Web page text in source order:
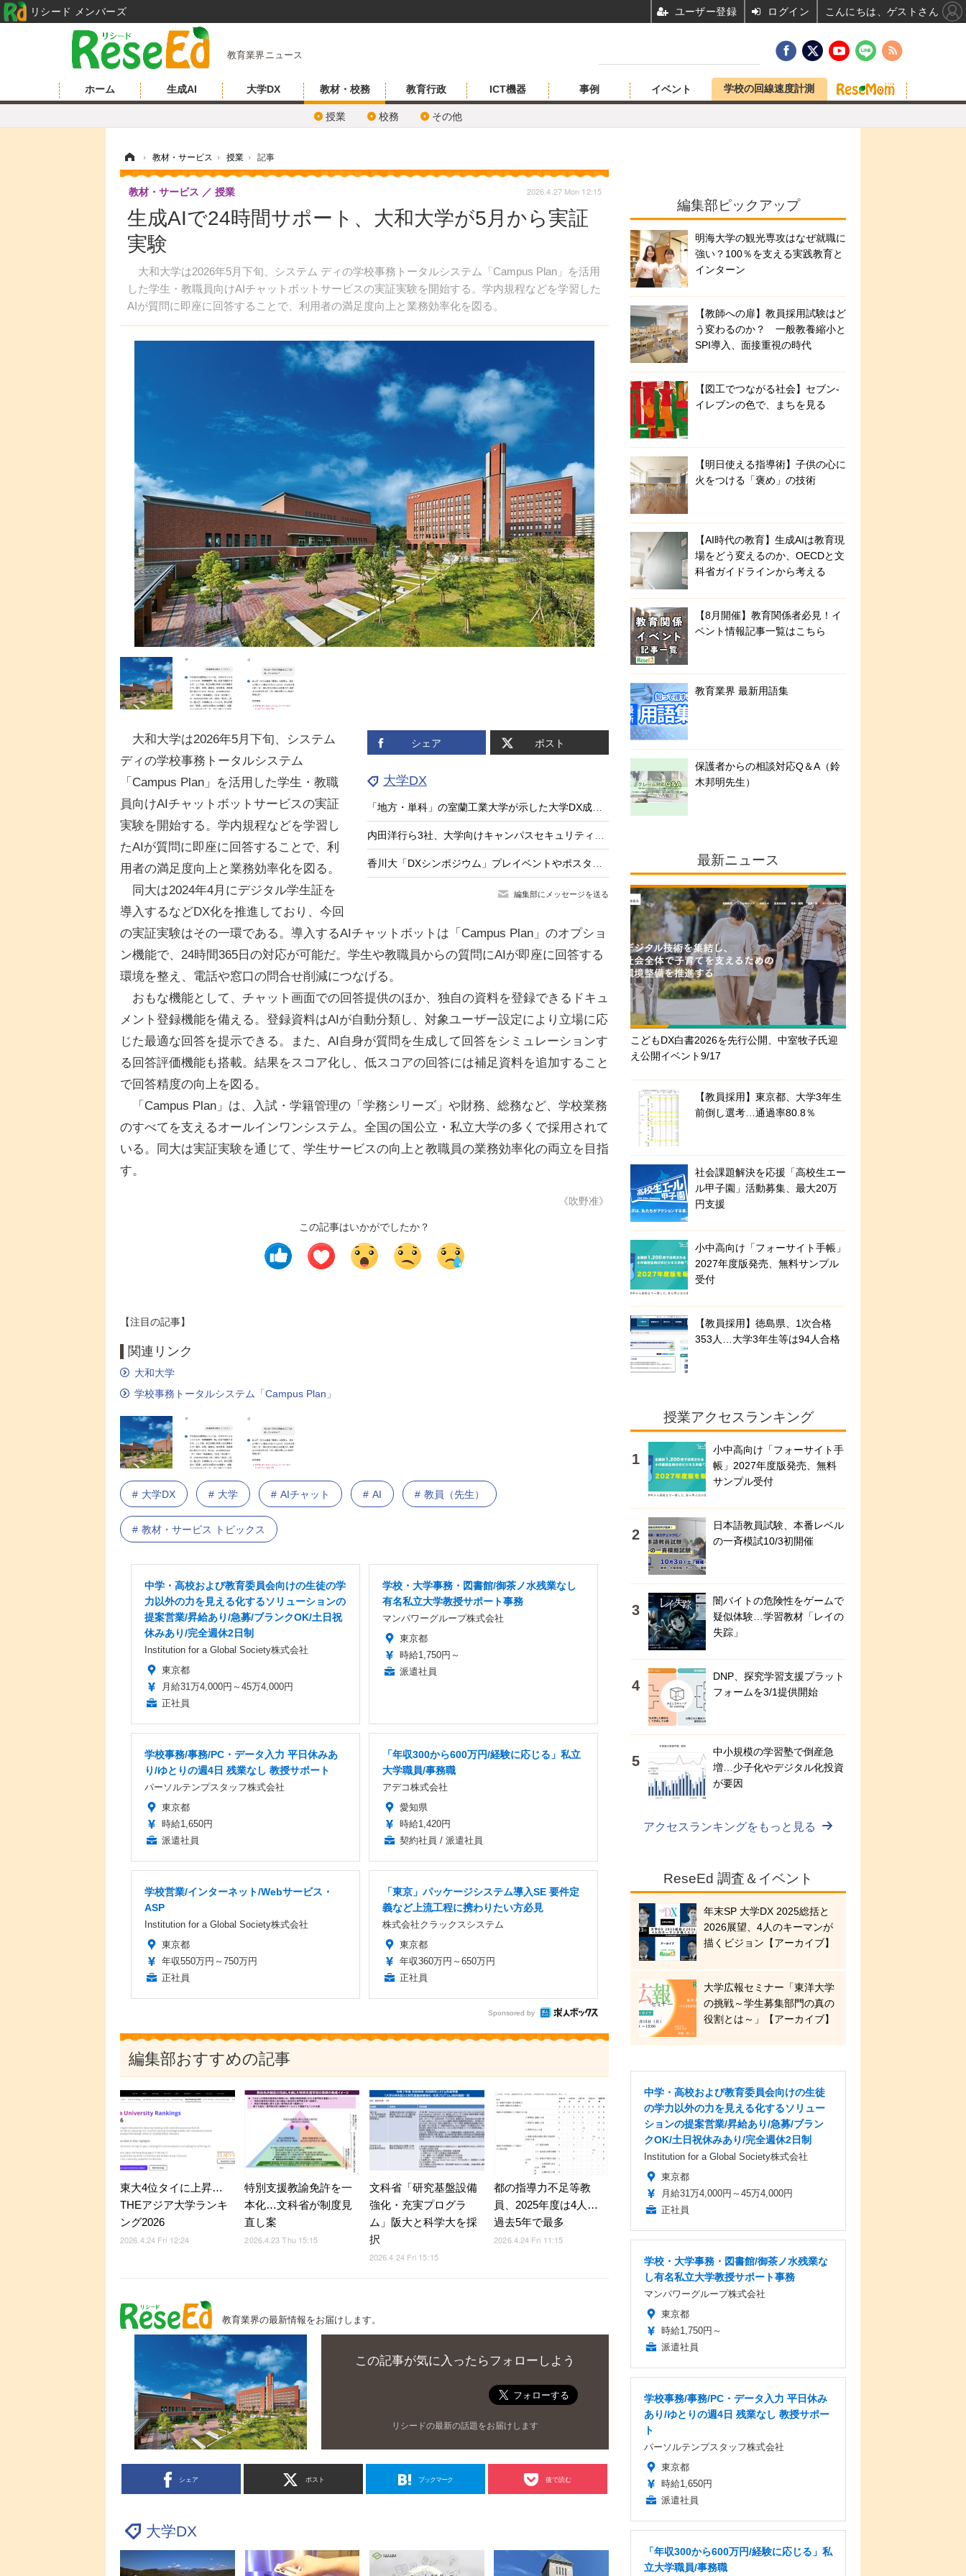
教育業界ニュース
ホーム 生成AI 大学DX 教材・校務
授業 校務 その他
教育行政 ICT機器 事例 イベント 学校の回線速度計測
› 教材・サービス › 授業 › 記事
生成AIで24時間サポート、大和大学が5月から実証
実験
大和大学は2026年5月下旬、システム ディの学校事務トータルシステム「Campus Plan」を活用
した学生・教職員向けAIチャットボットサービスの実証実験を開始する。学内規程などを学習した
AIが質問に即座に回答することで、利用者の満足度向上と業務効率化を図る。
教材・サービス 授業 2026.4.27 Mon 12:15
シェア ポスト
大学DX
編集部にメッセージを送る
大和大学は2026年5月下旬、システム
ディの学校事務トータルシステム
「Campus Plan」を活用した学生・教職
員向けAIチャットボットサービスの実証
実験を開始する。学内規程などを学習し
たAIが質問に即座に回答することで、利
用者の満足度向上と業務効率化を図る。
同大は2024年4月にデジタル学生証を
導入するなどDX化を推進しており、今回
の実証実験はその一環である。導入するAIチャットボットは「Campus Plan」のオプショ
ン機能で、24時間365日の対応が可能だ。学生や教職員からの質問にAIが即座に回答する
環境を整え、電話や窓口の問合せ削減につなげる。
おもな機能として、チャット画面での回答提供のほか、独自の資料を登録できるドキュ
メント登録機能を備える。登録資料はAIが自動分類し、対象ユーザー設定により立場に応
じた最適な回答を提示できる。また、AI自身が質問を生成して回答をシミュレーションす
る回答評価機能も搭載。結果をスコア化し、低スコアの回答には補足資料を追加すること
で回答精度の向上を図る。
「Campus Plan」は、入試・学籍管理の「学務シリーズ」や財務、総務など、学校業務
のすべてを支えるオールインワンシステム。全国の国公立・私立大学の多くで採用されて
いる。同大は実証実験を通じて、学生サービスの向上と教職員の業務効率化の両立を目指
す。
《吹野准》
この記事はいかがでしたか？
【注目の記事】
関連リンク
大和大学
学校事務トータルシステム「Campus Plan」
大学DX 大学 AIチャット AI 教員（先生）
教材・サービス トピックス
中学・高校および教育委員会向けの生徒の学
力以外の力を見える化するソリューションの
提案営業/昇給あり/急募/ブランクOK/土日祝
休みあり/完全週休2日制
Institution for a Global Society株式会社
東京都
月給31万4,000円～45万4,000円
正社員
学校・大学事務・図書館/御茶ノ水残業なし
有名私立大学教授サポート事務
マンパワーグループ株式会社
東京都
時給1,750円～
派遣社員
学校事務/事務/PC・データ入力 平日休みあ
り/ゆとりの週4日 残業なし 教授サポート
パーソルテンプスタッフ株式会社
東京都
時給1,650円
派遣社員
「年収300から600万円/経験に応じる」私立
大学職員/事務職
アデコ株式会社
愛知県
時給1,420円
契約社員 / 派遣社員
学校営業/インターネット/Webサービス・
ASP
Institution for a Global Society株式会社
東京都
年収550万円～750万円
正社員
「東京」パッケージシステム導入SE 要件定
義など上流工程に携わりたい方必見
株式会社クラックスシステム
東京都
年収360万円～650万円
正社員
Sponsored by
編集部おすすめの記事
東大4位タイに上昇…
THEアジア大学ランキ
ング2026
2026.4.24 Fri 12:24
特別支援教諭免許を一
本化…文科省が制度見
直し案
2026.4.23 Thu 15:15
文科省「研究基盤設備
強化・充実プログラ
ム」阪大と科学大を採
択
2026.4.24 Fri 15:15
都の指導力不足等教
員、2025年度は4人…
過去5年で最多
2026.4.24 Fri 11:15
教育業界の最新情報をお届けします。
この記事が気に入ったらフォローしよう
リシードの最新の話題をお届けします
シェア ポスト ブックマーク 後で読む
大学DX
編集部ピックアップ
明海大学の観光専攻はなぜ就職に
強い？100％を支える実践教育と
インターン
【教師への扉】教員採用試験はど
う変わるのか？ 一般教養縮小と
SPI導入、面接重視の時代
【図工でつながる社会】セブン‐
イレブンの色で、まちを見る
【明日使える指導術】子供の心に
火をつける「褒め」の技術
【AI時代の教育】生成AIは教育現
場をどう変えるのか、OECDと文
科省ガイドラインから考える
【8月開催】教育関係者必見！イ
ベント情報記事一覧はこちら
教育業界 最新用語集
保護者からの相談対応Q＆A（鈴
木邦明先生）
最新ニュース
こどもDX白書2026を先行公開、中室牧子氏迎
え公開イベント9/17
【教員採用】東京都、大学3年生
前倒し選考…通過率80.8％
社会課題解決を応援「高校生エー
ル甲子園」活動募集、最大20万
円支援
小中高向け「フォーサイト手帳」
2027年度版発売、無料サンプル
受付
【教員採用】徳島県、1次合格
353人…大学3年生等は94人合格
授業アクセスランキング
小中高向け「フォーサイト手
帳」2027年度版発売、無料
サンプル受付
日本語教員試験、本番レベル
の一斉模試10/3初開催
闇バイトの危険性をゲームで
疑似体験…学習教材「レイの
失踪」
DNP、探究学習支援プラット
フォームを3/1提供開始
中小規模の学習塾で倒産急
増…少子化やデジタル化投資
が要因
アクセスランキングをもっと見る
ReseEd 調査＆イベント
年末SP 大学DX 2025総括と
2026展望、4人のキーマンが
描くビジョン【アーカイブ】
大学広報セミナー「東洋大学
の挑戦～学生募集部門の真の
役割とは～」【アーカイブ】
中学・高校および教育委員会向けの生徒
の学力以外の力を見える化するソリュー
ションの提案営業/昇給あり/急募/ブラン
クOK/土日祝休みあり/完全週休2日制
Institution for a Global Society株式会社
東京都
月給31万4,000円～45万4,000円
正社員
学校・大学事務・図書館/御茶ノ水残業な
し有名私立大学教授サポート事務
マンパワーグループ株式会社
東京都
時給1,750円～
派遣社員
学校事務/事務/PC・データ入力 平日休み
あり/ゆとりの週4日 残業なし 教授サポー
ト
パーソルテンプスタッフ株式会社
東京都
時給1,650円
派遣社員
「年収300から600万円/経験に応じる」私
立大学職員/事務職
リシード メンバーズ ユーザー登録 ログイン こんにちは、ゲストさん